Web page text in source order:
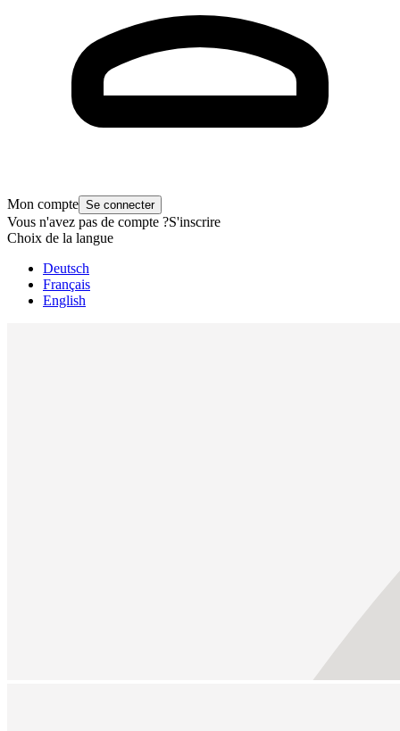
Mon compte Se connecter
Vous n'avez pas de compte ?S'inscrire
Choix de la langue
Deutsch
Français
English